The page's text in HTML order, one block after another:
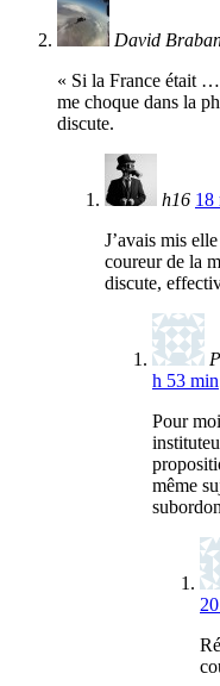
David
« Si la France était
me choque dans la
discute.
h16 18
J’avais mis
coureur de la
discute,
h 53 min
Pour
même